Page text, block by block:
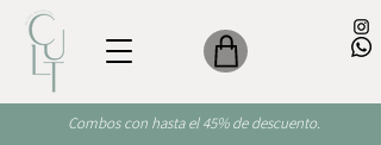
Combos con hasta el 45% de descuento.